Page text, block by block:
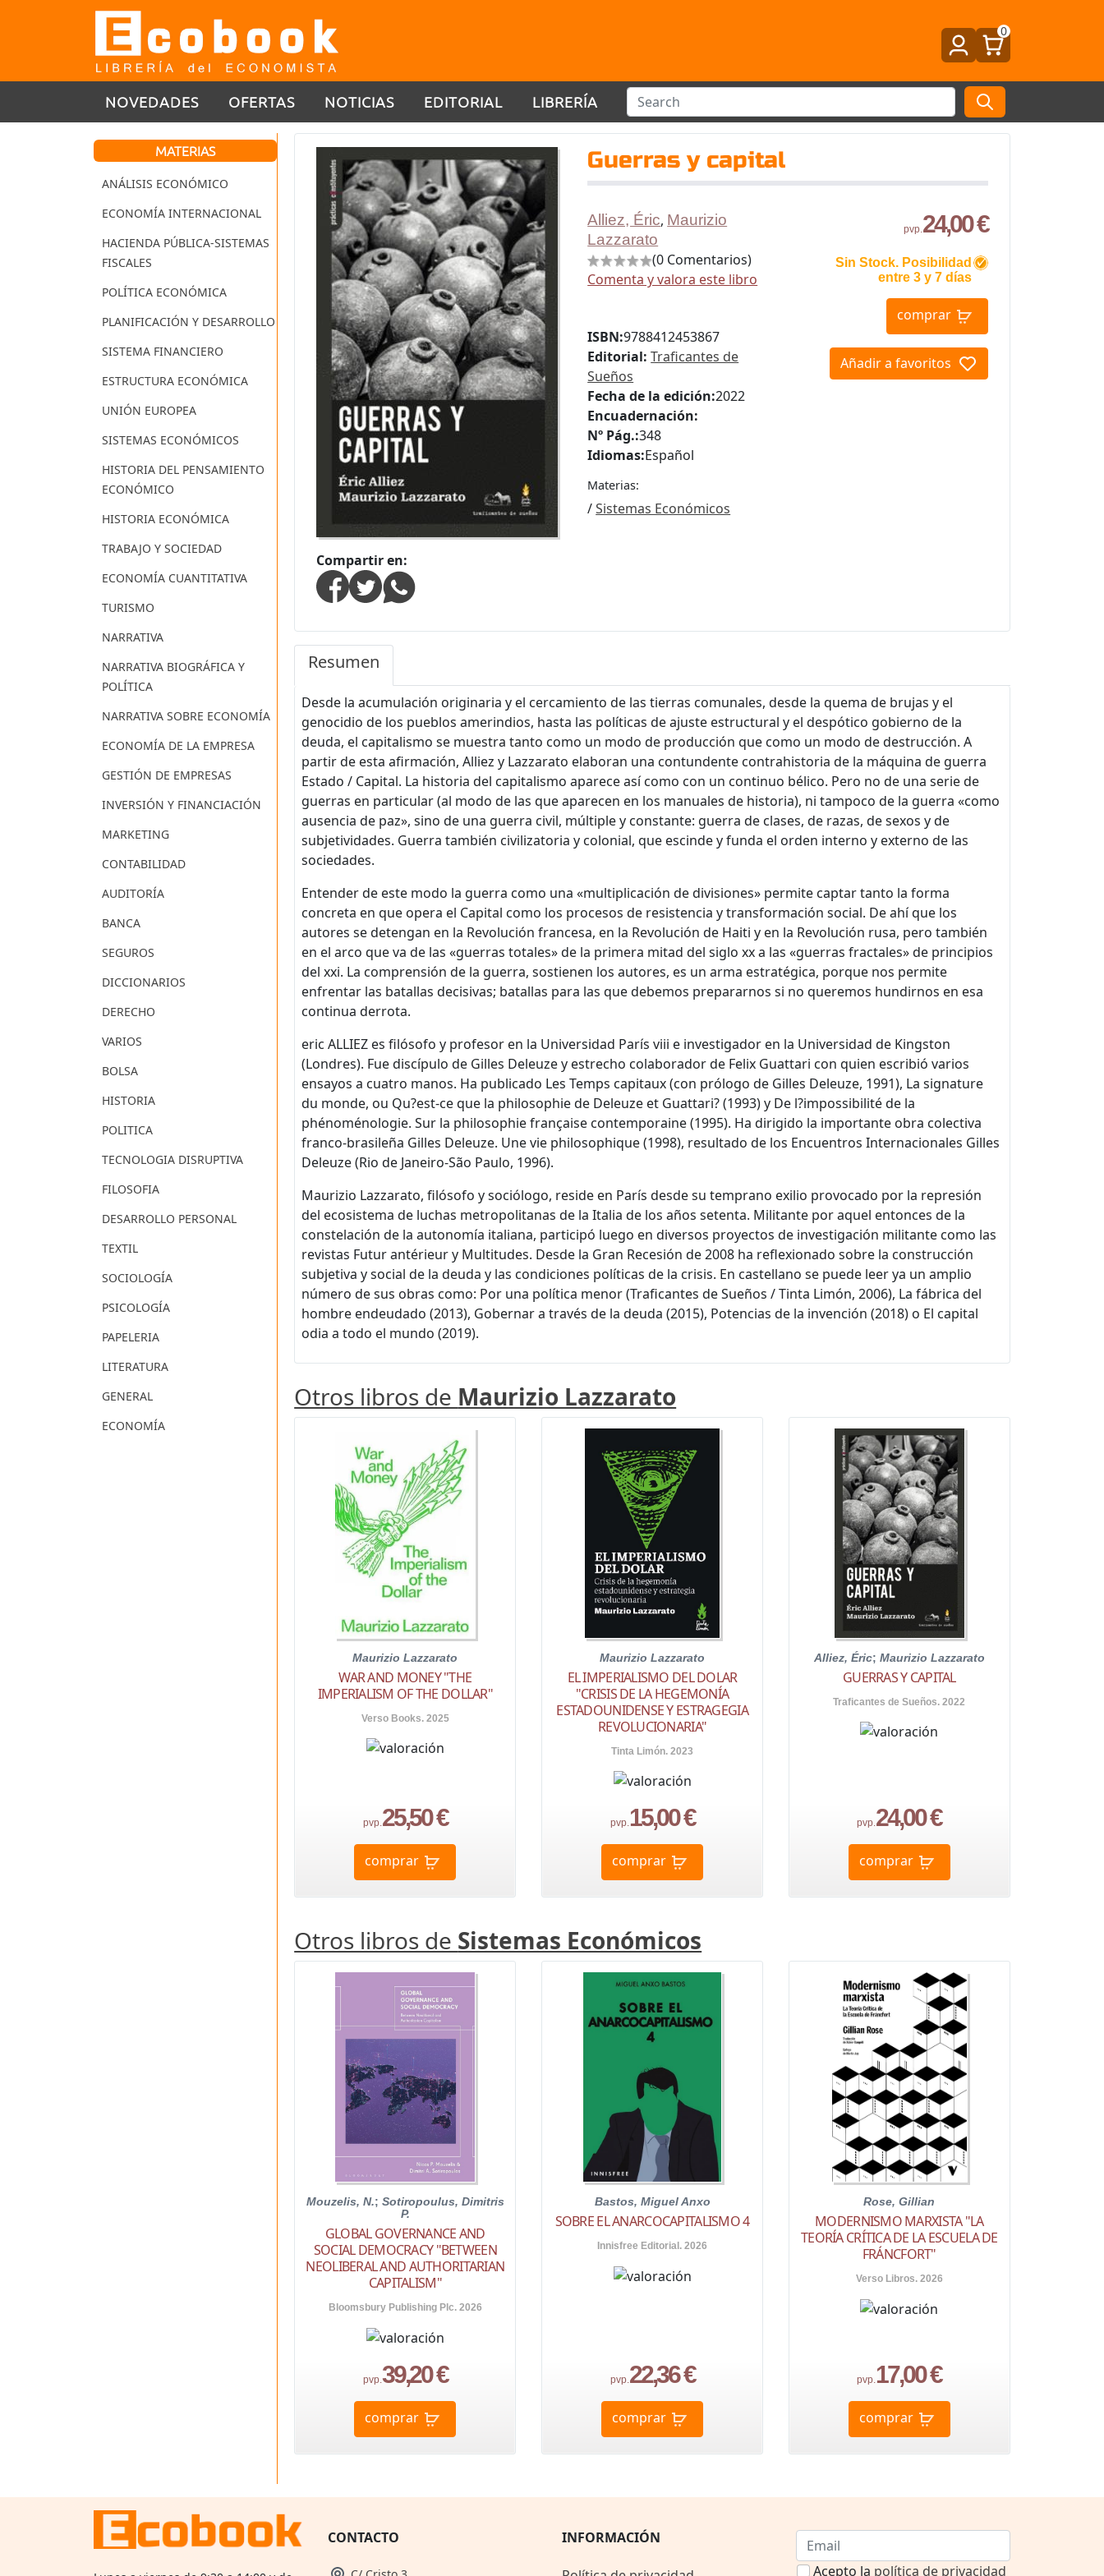
0
NOVEDADES OFERTAS NOTICIAS EDITORIAL LIBRERÍA
MATERIAS
ANÁLISIS ECONÓMICO
ECONOMÍA INTERNACIONAL
HACIENDA PÚBLICA-SISTEMAS
FISCALES
POLÍTICA ECONÓMICA
PLANIFICACIÓN Y DESARROLLO
SISTEMA FINANCIERO
ESTRUCTURA ECONÓMICA
UNIÓN EUROPEA
SISTEMAS ECONÓMICOS
HISTORIA DEL PENSAMIENTO
ECONÓMICO
HISTORIA ECONÓMICA
TRABAJO Y SOCIEDAD
ECONOMÍA CUANTITATIVA
TURISMO
NARRATIVA
NARRATIVA BIOGRÁFICA Y
POLÍTICA
NARRATIVA SOBRE ECONOMÍA
ECONOMÍA DE LA EMPRESA
GESTIÓN DE EMPRESAS
INVERSIÓN Y FINANCIACIÓN
MARKETING
CONTABILIDAD
AUDITORÍA
BANCA
SEGUROS
DICCIONARIOS
DERECHO
VARIOS
BOLSA
HISTORIA
POLITICA
TECNOLOGIA DISRUPTIVA
FILOSOFIA
DESARROLLO PERSONAL
TEXTIL
SOCIOLOGÍA
PSICOLOGÍA
PAPELERIA
LITERATURA
GENERAL
ECONOMÍA
Guerras y capital
Compartir en:
Alliez, Éric, Maurizio
Lazzarato
(0 Comentarios)
Comenta y valora este libro
pvp. 24,00 €
Sin Stock. Posibilidad
entre 3 y 7 días
comprar
Añadir a favoritos
ISBN:9788412453867
Editorial: Traficantes de
Sueños
Fecha de la edición:2022
Encuadernación:
Nº Pág.:348
Idiomas:Español
Materias:
/Sistemas Económicos
Resumen
Desde la acumulación originaria y el cercamiento de las tierras comunales, desde la quema de brujas y el
genocidio de los pueblos amerindios, hasta las políticas de ajuste estructural y el despótico gobierno de la
deuda, el capitalismo se muestra tanto como un modo de producción que como un modo de destrucción. A
partir de esta afirmación, Alliez y Lazzarato elaboran una contundente contrahistoria de la máquina de guerra
Estado / Capital. La historia del capitalismo aparece así como con un continuo bélico. Pero no de una serie de
guerras en particular (al modo de las que aparecen en los manuales de historia), ni tampoco de la guerra «como
ausencia de paz», sino de una guerra civil, múltiple y constante: guerra de clases, de razas, de sexos y de
subjetividades. Guerra también civilizatoria y colonial, que escinde y funda el orden interno y externo de las
sociedades.
Entender de este modo la guerra como una «multiplicación de divisiones» permite captar tanto la forma
concreta en que opera el Capital como los procesos de resistencia y transformación social. De ahí que los
autores se detengan en la Revolución francesa, en la Revolución de Haiti y en la Revolución rusa, pero también
en el arco que va de las «guerras totales» de la primera mitad del siglo xx a las «guerras fractales» de principios
del xxi. La comprensión de la guerra, sostienen los autores, es un arma estratégica, porque nos permite
enfrentar las batallas decisivas; batallas para las que debemos prepararnos si no queremos hundirnos en esa
continua derrota.
eric ALLIEZ es filósofo y profesor en la Universidad París viii e investigador en la Universidad de Kingston
(Londres). Fue discípulo de Gilles Deleuze y estrecho colaborador de Felix Guattari con quien escribió varios
ensayos a cuatro manos. Ha publicado Les Temps capitaux (con prólogo de Gilles Deleuze, 1991), La signature
du monde, ou Qu?est-ce que la philosophie de Deleuze et Guattari? (1993) y De l?impossibilité de la
phénoménologie. Sur la philosophie française contemporaine (1995). Ha dirigido la importante obra colectiva
franco-brasileña Gilles Deleuze. Une vie philosophique (1998), resultado de los Encuentros Internacionales Gilles
Deleuze (Rio de Janeiro-São Paulo, 1996).
Maurizio Lazzarato, filósofo y sociólogo, reside en París desde su temprano exilio provocado por la represión
del ecosistema de luchas metropolitanas de la Italia de los años setenta. Militante por aquel entonces de la
constelación de la autonomía italiana, participó luego en diversos proyectos de investigación militante como las
revistas Futur antérieur y Multitudes. Desde la Gran Recesión de 2008 ha reflexionado sobre la construcción
subjetiva y social de la deuda y las condiciones políticas de la crisis. En castellano se puede leer ya un amplio
número de sus obras como: Por una política menor (Traficantes de Sueños / Tinta Limón, 2006), La fábrica del
hombre endeudado (2013), Gobernar a través de la deuda (2015), Potencias de la invención (2018) o El capital
odia a todo el mundo (2019).
Otros libros de Maurizio Lazzarato
Maurizio Lazzarato
WAR AND MONEY "THE
IMPERIALISM OF THE DOLLAR"
Verso Books. 2025
pvp.25,50 €
comprar
Maurizio Lazzarato
EL IMPERIALISMO DEL DOLAR
"CRISIS DE LA HEGEMONÍA
ESTADOUNIDENSE Y ESTRAGEGIA
REVOLUCIONARIA"
Tinta Limón. 2023
pvp.15,00 €
comprar
Alliez, Éric; Maurizio Lazzarato
GUERRAS Y CAPITAL
Traficantes de Sueños. 2022
pvp.24,00 €
comprar
Otros libros de Sistemas Económicos
Mouzelis, N.; Sotiropoulus, Dimitris
P.
GLOBAL GOVERNANCE AND
SOCIAL DEMOCRACY "BETWEEN
NEOLIBERAL AND AUTHORITARIAN
CAPITALISM"
Bloomsbury Publishing Plc. 2026
pvp.39,20 €
comprar
Bastos, Miguel Anxo
SOBRE EL ANARCOCAPITALISMO 4
Innisfree Editorial. 2026
pvp.22,36 €
comprar
Rose, Gillian
MODERNISMO MARXISTA "LA
TEORÍA CRÍTICA DE LA ESCUELA DE
FRÁNCFORT"
Verso Libros. 2026
pvp.17,00 €
comprar
CONTACTO INFORMACIÓN
Acepto la política de privacidad